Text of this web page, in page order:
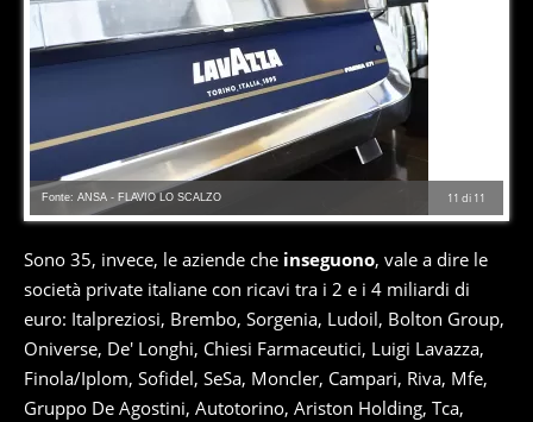
11 di 11
Fonte: ANSA - FLAVIO LO SCALZO
Sono 35, invece, le aziende che inseguono, vale a dire le
società private italiane con ricavi tra i 2 e i 4 miliardi di
euro: Italpreziosi, Brembo, Sorgenia, Ludoil, Bolton Group,
Oniverse, De' Longhi, Chiesi Farmaceutici, Luigi Lavazza,
Finola/Iplom, Sofidel, SeSa, Moncler, Campari, Riva, Mfe,
Gruppo De Agostini, Autotorino, Ariston Holding, Tca,